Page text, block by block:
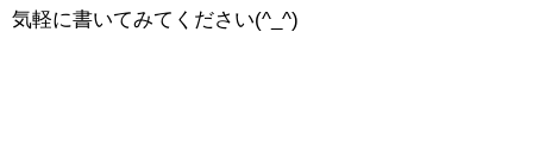
気軽に書いてみてください(^_^)